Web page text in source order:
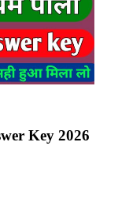
Key 2026